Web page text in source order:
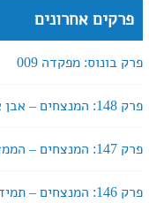
פרקים אחרונים
פרק בונוס: מפקדה 009
פרק 148: המנצחים – אבן אחת קטנה
פרק 147: המנצחים – הממציא
פרק 146: המנצחים – תמיד חופשי